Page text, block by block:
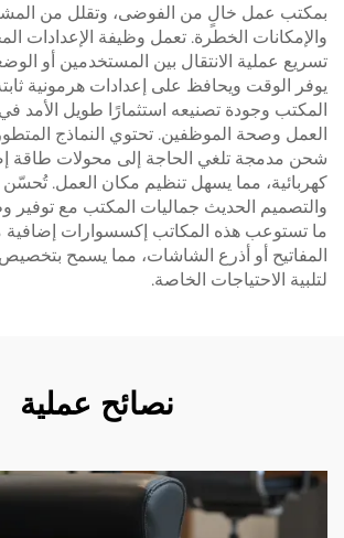
بمكتب عمل خالٍ من الفوضى، وتقلل من
والإمكانات الخطرة. تعمل وظيفة الإعدادات
تسريع عملية الانتقال بين المستخدمين أو
يوفر الوقت ويحافظ على إعدادات هرمونية
المكتب وجودة تصنيعه استثمارًا طويل الأمد
العمل وصحة الموظفين. تحتوي النماذج
شحن مدمجة تلغي الحاجة إلى محولات طاقة
كهربائية، مما يسهل تنظيم مكان العمل. تُحسّن
والتصميم الحديث جماليات المكتب مع توفير
ما تستوعب هذه المكاتب إكسسوارات إضافية
المفاتيح أو أذرع الشاشات، مما يسمح
لتلبية الاحتياجات الخاصة.
نصائح عملية